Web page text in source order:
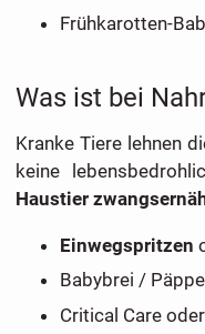
Frühkarotten-
Was ist bei
Kranke Tiere lehnen
keine
Haustier
Einwegspritzen
Babybrei /
Critical Care oder